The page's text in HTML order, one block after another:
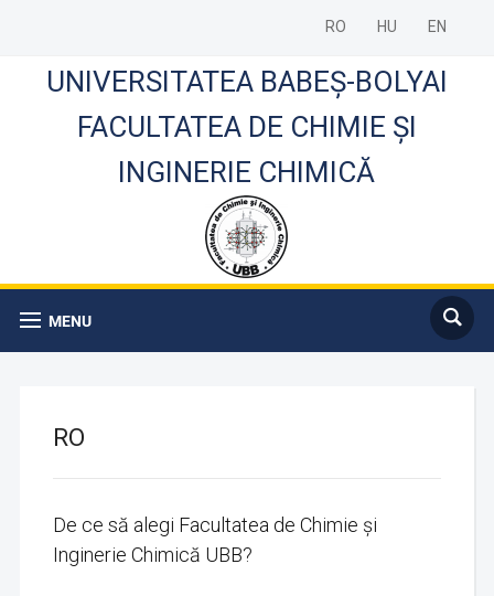
RO HU EN
UNIVERSITATEA BABEȘ-BOLYAI
FACULTATEA DE CHIMIE ȘI
INGINERIE CHIMICĂ
MENU
RO
De ce să alegi Facultatea de Chimie și
Inginerie Chimică UBB?